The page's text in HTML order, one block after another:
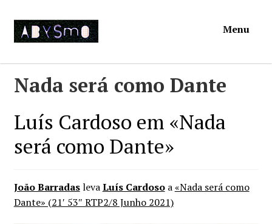
Ir
para
navegação
Saltar
para
conteúdo
Menu
Mymosa
Contactos
Nada será como Dante
Luís Cardoso em «Nada
será como Dante»
João BarradaslevaLuís Cardosoa«Nada será como
Dante» (21′ 53″ RTP2/8 Junho 2021)